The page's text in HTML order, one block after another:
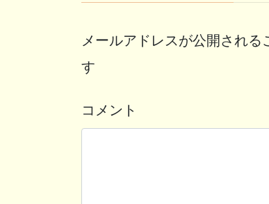
メールアドレスが公開される
す
コメント